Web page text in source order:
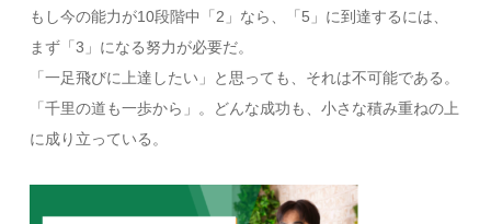
もし今の能力が10段階中「2」なら、「5」に到達するには、
まず「3」になる努力が必要だ。
「一足飛びに上達したい」と思っても、それは不可能である。
「千里の道も一歩から」。どんな成功も、小さな積み重ねの上
に成り立っている。